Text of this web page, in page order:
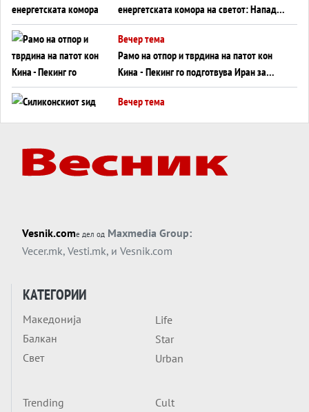
енергетската комора на светот: Нападот
во Суец најавува глобален енергетски
инфаркт?
Вечер тема
Рамо на отпор и тврдина на патот кон
Кина - Пекинг го подготвува Иран за
американска копнена инвазија
Вечер тема
Вечер тема
Трамп тврди дека повторно „разговара“
Вечер тема
ДЛАБОКО УДОЛУ: Сметководствените
трикови што го соборија ЕНРОН ги
Вечер тема
Блискиот Исток со украинското бојно
Vesnik.comе дел од Maxmedia Group:
Vecer.mk, Vesti.mk, и Vesnik.com
КАТЕГОРИИ
Македонија
Балкан
Свет
Life
Star
Urban
Trending
Cult